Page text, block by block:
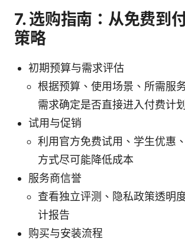
7. 选购指南：从免费到
策略
初期预算与需求评估
根据预算、使用场景、所需服
需求确定是否直接进入付费计划
试用与促销
利用官方免费试用、学生优惠
方式尽可能降低成本
服务商信誉
查看独立评测、隐私政策透明
计报告
购买与安装流程